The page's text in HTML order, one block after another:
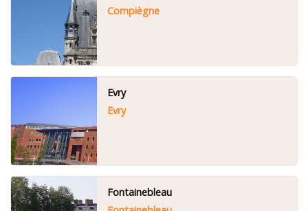
Compiègne
Evry
Evry
Fontainebleau